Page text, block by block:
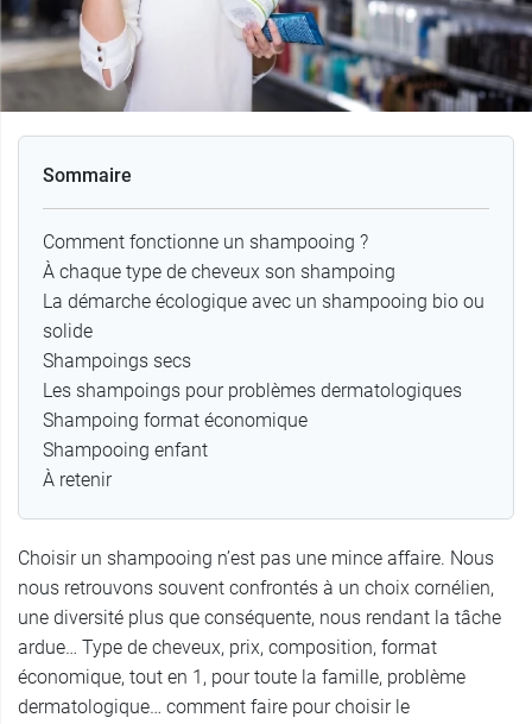
Sommaire
Comment fonctionne un shampooing ?
À chaque type de cheveux son shampoing
La démarche écologique avec un shampooing bio ou
solide
Shampoings secs
Les shampoings pour problèmes dermatologiques
Shampoing format économique
Shampooing enfant
À retenir
Choisir un shampooing n’est pas une mince affaire. Nous
nous retrouvons souvent confrontés à un choix cornélien,
une diversité plus que conséquente, nous rendant la tâche
ardue… Type de cheveux, prix, composition, format
économique, tout en 1, pour toute la famille, problème
dermatologique… comment faire pour choisir le